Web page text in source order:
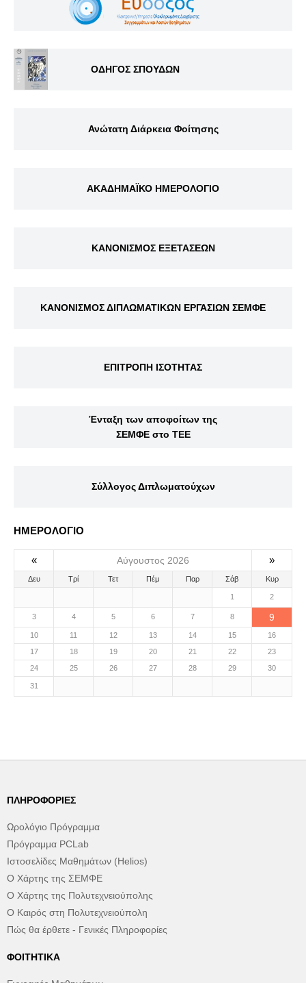
ΟΔΗΓΟΣ ΣΠΟΥΔΩΝ
Ανώτατη Διάρκεια Φοίτησης
ΑΚΑΔΗΜΑΪΚΟ ΗΜΕΡΟΛΟΓΙΟ
ΚΑΝΟΝΙΣΜΟΣ ΕΞΕΤΑΣΕΩΝ
ΚΑΝΟΝΙΣΜΟΣ ΔΙΠΛΩΜΑΤΙΚΩΝ ΕΡΓΑΣΙΩΝ ΣΕΜΦΕ
ΕΠΙΤΡΟΠΗ ΙΣΟΤΗΤΑΣ
Ένταξη των αποφοίτων της
ΣΕΜΦΕ στο ΤΕΕ
Σύλλογος Διπλωματούχων
ΗΜΕΡΟΛΟΓΙΟ
« Αύγουστος 2026 »
Δευ Τρί Τετ Πέμ Παρ Σάβ Κυρ
1 2
3 4 5 6 7 8 9
10 11 12 13 14 15
16
17
18 19 20 21 22
23
24
25 26 27 28 29 30
31
ΠΛΗΡΟΦΟΡΊΕΣ
Ωρολόγιο Πρόγραμμα
Πρόγραμμα PCLab
Ιστοσελίδες Μαθημάτων (Helios)
Ο Χάρτης της ΣΕΜΦΕ
Ο Χάρτης της Πολυτεχνειούπολης
Ο Καιρός στη Πολυτεχνειούπολη
Πώς θα έρθετε - Γενικές Πληροφορίες
ΦΟΙΤΗΤΙΚΆ